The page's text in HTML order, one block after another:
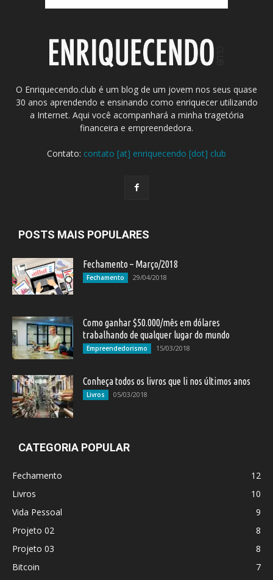
O Enriquecendo.club é um blog de um jovem nos seus quase
30 anos aprendendo e ensinando como enriquecer utilizando
a Internet. Aqui você acompanhará a minha tragetória
financeira e empreendedora.
Contato: contato [at] enriquecendo [dot] club
POSTS MAIS POPULARES
Fechamento – Março/2018
Fechamento 29/04/2018
Como ganhar $50.000/mês em dólares
trabalhando de qualquer lugar do mundo
Empreendedorismo 15/03/2018
Conheça todos os livros que li nos últimos anos
Livros 05/03/2018
CATEGORIA POPULAR
Fechamento
12
Livros
10
Vida Pessoal
9
Projeto 02
8
Projeto 03
8
Bitcoin
7